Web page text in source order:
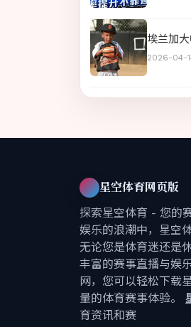
埃兰加
2026-04-
星空体育网页版
探索星空体育 - 您的
娱乐的浪潮中，星空
无论您是体育迷还是
丰富的赛事直播与娱
网，您可以轻松下载
量的体育赛事体验。
育资讯和赛